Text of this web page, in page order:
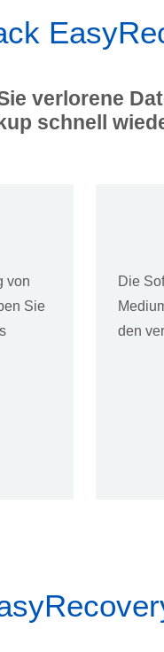
verlorene
schnell
von
Sie
Die
den